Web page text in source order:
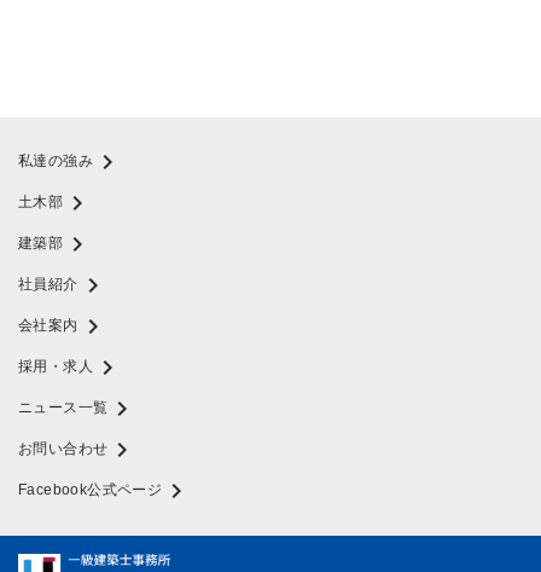
私達の強み chevron_right
土木部 chevron_right
建築部 chevron_right
社員紹介 chevron_right
会社案内 chevron_right
採用・求人 chevron_right
ニュース一覧 chevron_right
お問い合わせ chevron_right
Facebook公式ページ chevron_right